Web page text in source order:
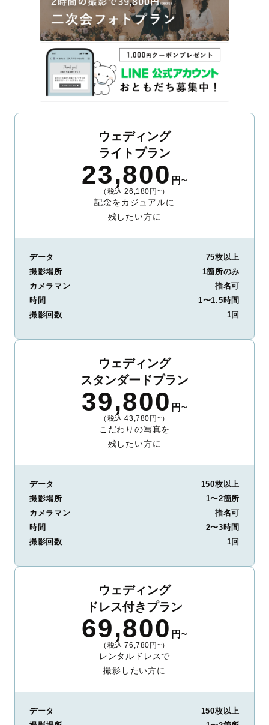
ウェディング
ライトプラン
23,800 円~
（税込 26,180円~）
記念をカジュアルに
残したい方に
データ
75枚以上
撮影場所
1箇所のみ
カメラマン
指名可
時間
1〜1.5時間
撮影回数
1回
ウェディング
スタンダードプラン
39,800 円~
（税込 43,780円~）
こだわりの写真を
残したい方に
データ
150枚以上
撮影場所
1〜2箇所
カメラマン
指名可
時間
2〜3時間
撮影回数
1回
ウェディング
ドレス付きプラン
69,800 円~
（税込 76,780円~）
レンタルドレスで
撮影したい方に
データ
150枚以上